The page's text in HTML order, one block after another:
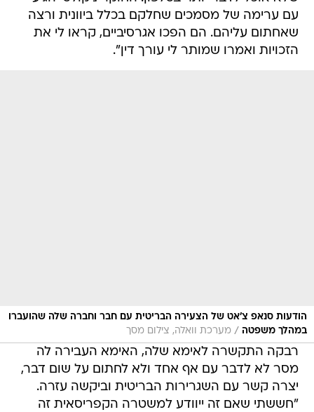
עם ערימה של מסמכים שחלקם בכלל ביוונית ורצה
שאחתום עליהם. הם הפכו אגרסיביים, קראו לי את
הזכויות ואמרו שמותר לי עורך דין".
הודעות סנאפ צ’אט של הצעירה הבריטית עם חבר וחברה שלה שהועברו
במהלך משפטה / מערכת וואלה, צילום מסך
רבקה התקשרה לאימא שלה, האימא העבירה לה
מסר לא לדבר עם אף אחד ולא לחתום על שום דבר,
יצרה קשר עם השגרירות הבריטית וביקשה עזרה.
"חששתי שאם זה ייוודע למשטרה הקפריסאית זה